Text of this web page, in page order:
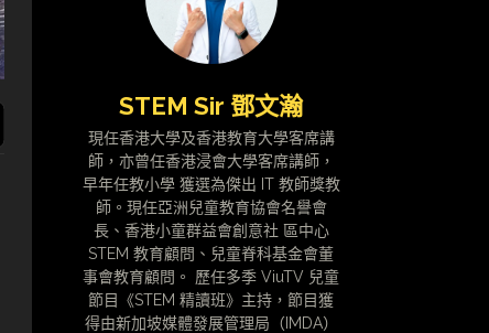
STEM Sir 鄧文瀚
現任香港大學及香港教育大學客席講
師，亦曾任香港浸會大學客席講師，
早年任教小學 獲選為傑出 IT 教師獎教
師。現任亞洲兒童教育協會名譽會
長、香港小童群益會創意社 區中心
STEM 教育顧問、兒童脊科基金會董
事會教育顧問。 歷任多季 ViuTV 兒童
節目《STEM 精讀班》主持，節目獲
得由新加坡媒體發展管理局（IMDA）